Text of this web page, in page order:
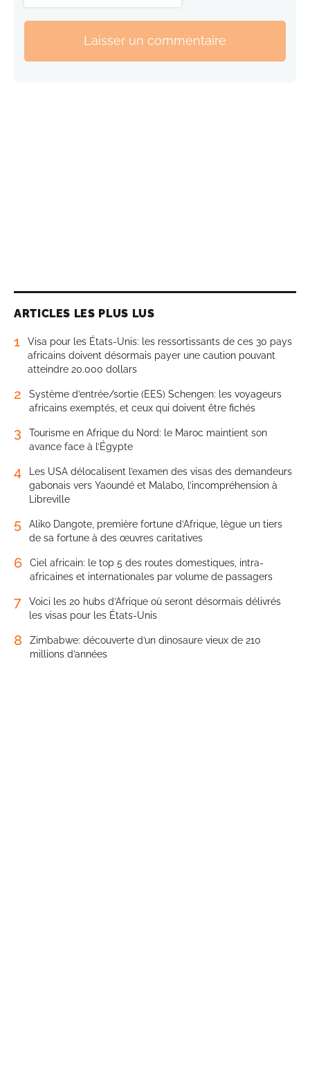
Laisser un commentaire
ARTICLES LES PLUS LUS
1
Visa pour les États-Unis: les ressortissants de ces 30 pays
africains doivent désormais payer une caution pouvant
atteindre 20.000 dollars
2
Système d’entrée/sortie (EES) Schengen: les voyageurs
africains exemptés, et ceux qui doivent être fichés
3
Tourisme en Afrique du Nord: le Maroc maintient son
avance face à l’Égypte
4
Les USA délocalisent l’examen des visas des demandeurs
gabonais vers Yaoundé et Malabo, l’incompréhension à
Libreville
5
Aliko Dangote, première fortune d’Afrique, lègue un tiers
de sa fortune à des œuvres caritatives
6
Ciel africain: le top 5 des routes domestiques, intra-
africaines et internationales par volume de passagers
7
Voici les 20 hubs d’Afrique où seront désormais délivrés
les visas pour les États-Unis
8
Zimbabwe: découverte d’un dinosaure vieux de 210
millions d’années